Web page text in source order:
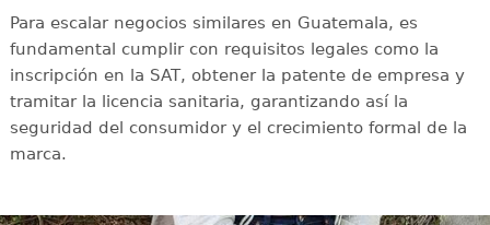
Para escalar negocios similares en Guatemala, es
fundamental cumplir con requisitos legales como la
inscripción en la SAT, obtener la patente de empresa y
tramitar la licencia sanitaria, garantizando así la
seguridad del consumidor y el crecimiento formal de la
marca.